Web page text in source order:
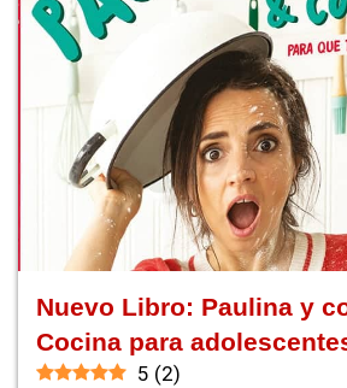
Nuevo Libro: Paulina y
Cocina para
5 (2)